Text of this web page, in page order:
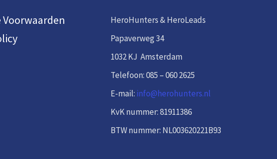
HeroHunters & HeroLeads
Papaverweg 34
1032 KJ Amsterdam
Telefoon: 085 – 060 2625
E-mail: info@herohunters.nl
KvK nummer: 81911386
BTW nummer: NL003620221B93